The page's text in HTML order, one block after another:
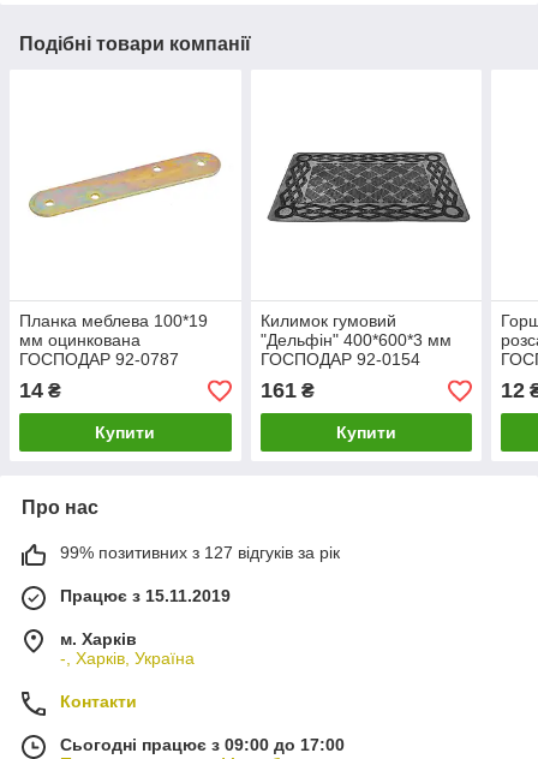
Подібні товари компанії
Планка меблева 100*19
мм оцинкована
ГОСПОДАР 92-0787
14 ₴
Купити
Килимок гумовий
"Дельфін" 400*600*3 мм
ГОСПОДАР 92-0154
161₴
Купити
12
Про нас
99% позитивних з 127 відгуків за рік
Працює з 15.11.2019
м. Харків
-, Харків, Україна
Контакти
Сьогодні працює з 09:00 до 17:00